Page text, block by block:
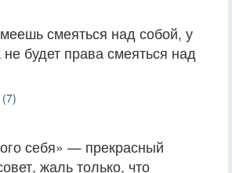
смеяться над собой, у
не будет права смеяться над
себя» — прекрасный
жаль только, что